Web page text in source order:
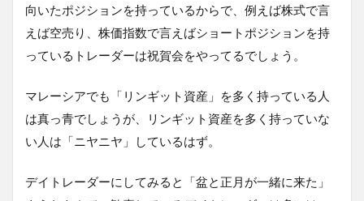
向いたポジションを持っているからで、例えば株式で言
えば空売り、株価指数で言えばショートポジションを持
っているトレーダーは祝賀会をやってるでしょう。
マレーシアでも「リンギット資産」を多く持っている人
は真っ青でしょうが、リンギット資産を多く持っていな
い人は「ニヤニヤ」しているはず。
デイトレーダーにしてみると「盆と正月が一緒に来た」